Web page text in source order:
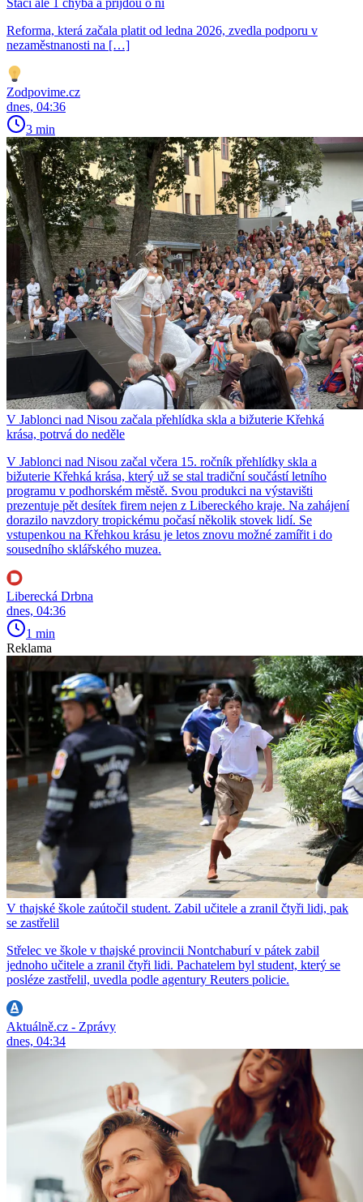
Stačí ale 1 chyba a přijdou o ni
Reforma, která začala platit od ledna 2026, zvedla podporu v
nezaměstnanosti na […]
Zodpovime.cz
dnes, 04:36
3 min
V Jablonci nad Nisou začala přehlídka skla a bižuterie Křehká
krása, potrvá do neděle
V Jablonci nad Nisou začal včera 15. ročník přehlídky skla a
bižuterie Křehká krása, který už se stal tradiční součástí letního
programu v podhorském městě. Svou produkci na výstavišti
prezentuje pět desítek firem nejen z Libereckého kraje. Na zahájení
dorazilo navzdory tropickému počasí několik stovek lidí. Se
vstupenkou na Křehkou krásu je letos znovu možné zamířit i do
sousedního sklářského muzea.
Liberecká Drbna
dnes, 04:36
1 min
Reklama
V thajské škole zaútočil student. Zabil učitele a zranil čtyři lidi, pak
se zastřelil
Střelec ve škole v thajské provincii Nontchaburí v pátek zabil
jednoho učitele a zranil čtyři lidi. Pachatelem byl student, který se
posléze zastřelil, uvedla podle agentury Reuters policie.
Aktuálně.cz - Zprávy
dnes, 04:34